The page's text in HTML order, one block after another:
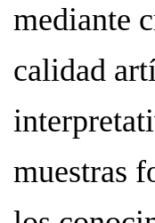
mediante
calidad
muestras